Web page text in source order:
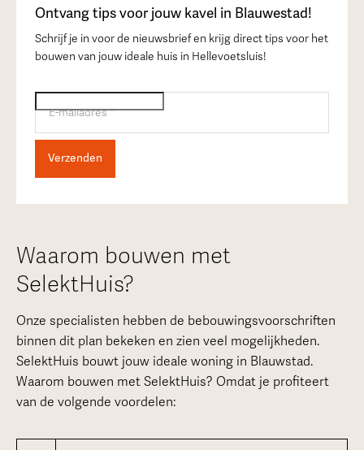
Ontvang tips voor jouw kavel in Blauwestad!
Schrijf je in voor de nieuwsbrief en krijg direct tips voor het
bouwen van jouw ideale huis in Hellevoetsluis!
Waarom bouwen met
SelektHuis?
Onze specialisten hebben de bebouwingsvoorschriften
binnen dit plan bekeken en zien veel mogelijkheden.
SelektHuis bouwt jouw ideale woning in Blauwstad.
Waarom bouwen met SelektHuis? Omdat je profiteert
van de volgende voordelen: